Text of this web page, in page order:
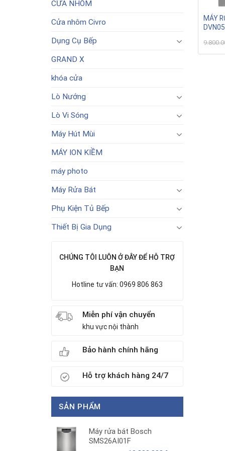
CỬA NHÔM
Cửa nhôm Civro
Dụng Cụ Bếp
GRAND X
khóa cửa
Lò Nướng
Lò Vi Sóng
Máy Hút Mùi
MÁY ION KIỀM
máy photo
Máy Rửa Bát
Phụ Kiện Tủ Bếp
Thiết Bị Gia Dụng
CHÚNG TÔI LUÔN Ở ĐÂY ĐỂ HỖ TRỢ
BẠN
Hotline tư vấn: 0969 806 863
Miễn phí vận chuyển
khu vực nội thành
Bảo hành chính hãng
Hỗ trợ khách hàng 24/7
SẢN PHẨM
Máy rửa bát Bosch
SMS26AI01F
MÁY